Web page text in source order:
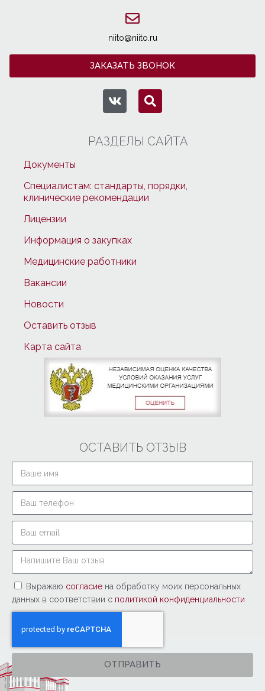
niito@niito.ru
ЗАКАЗАТЬ ЗВОНОК
РАЗДЕЛЫ САЙТА
Документы
Специалистам: стандарты, порядки,
клинические рекомендации
Лицензии
Информация о закупках
Медицинские работники
Вакансии
Новости
Оставить отзыв
Карта сайта
ОСТАВИТЬ ОТЗЫВ
Выражаю согласие на обработку моих персональных
данных в соответствии с политикой конфиденциальности
ОТПРАВИТЬ